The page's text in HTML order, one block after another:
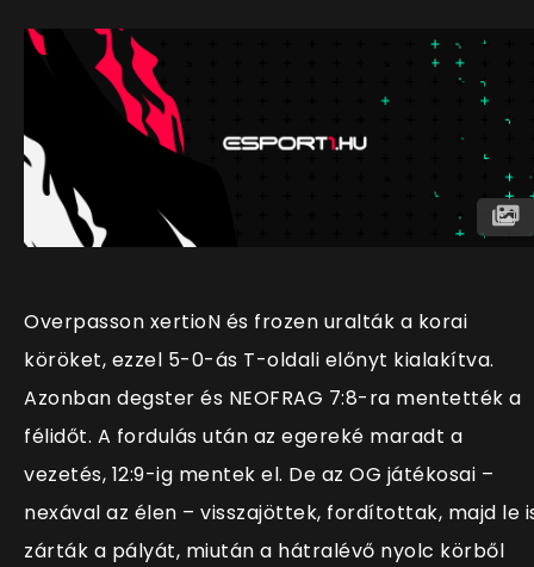
Overpasson xertioN és frozen uralták a korai
köröket, ezzel 5-0-ás T-oldali előnyt kialakítva.
Azonban degster és NEOFRAG 7:8-ra mentették a
félidőt. A fordulás után az egereké maradt a
vezetés, 12:9-ig mentek el. De az OG játékosai –
nexával az élen – visszajöttek, fordítottak, majd le
zárták a pályát, miután a hátralévő nyolc körből